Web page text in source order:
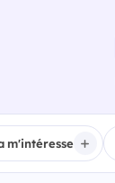
m'intéresse